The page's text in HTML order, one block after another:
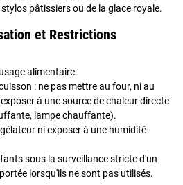
pâtissiers ou de la glace royale.
et Restrictions
alimentaire.
: ne pas mettre au four, ni au
à une source de chaleur directe
lampe chauffante).
ni exposer à une humidité
sous la surveillance stricte d'un
lorsqu'ils ne sont pas utilisés.